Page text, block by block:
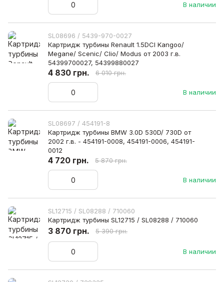
В наличии
SL08696 / 5439-970-0027
Картридж турбины Renault 1.5DCI Kangoo/
Megane/ Scenic/ Clio/ Modus от 2003 г.в.
54399700027, 54399880027
В наличии
4 830 грн. 6 010 грн.
SL08697 / 454191-8
Картридж турбины BMW 3.0D 530D/ 730D от
2002 г.в. - 454191-0008, 454191-0006, 454191-
0012
В наличии
4 720 грн. 5 870 грн.
SL12715 / SL08288 / 710060
Картридж турбины SL12715 / SL08288 / 710060
В наличии
3 870 грн. 5 390 грн.